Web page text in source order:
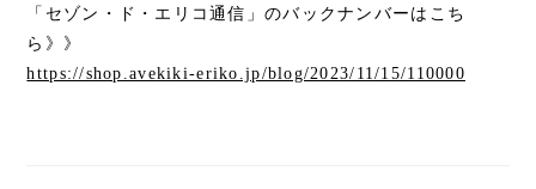
「セゾン・ド・エリコ通信」のバックナンバーはこち
ら 》》
https://shop.avekiki-eriko.jp/blog/2023/11/15/110000